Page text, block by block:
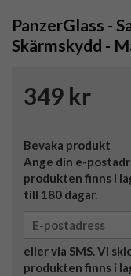
PanzerGlass -
Skärmskydd -
349 kr
Bevaka produkt
Ange din e-
produkten finns i
till 180 dagar.
eller via SMS. Vi
produkten finns i